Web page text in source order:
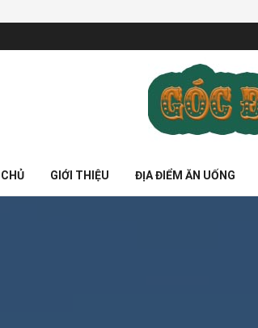
GIỚI THIỆU ĐỊA ĐIỂM ĂN UỐNG